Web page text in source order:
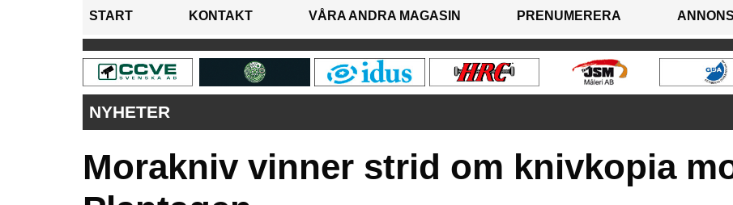
START KONTAKT VÅRA ANDRA MAGASIN PRENUMERERA
NYHETER
Morakniv vinner strid om knivkopia